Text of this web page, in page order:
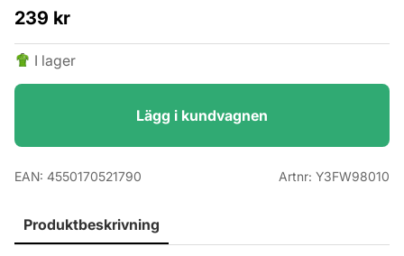
239 kr
I lager
Lägg i kundvagnen
EAN: 4550170521790 Artnr: Y3FW98010
Produktbeskrivning